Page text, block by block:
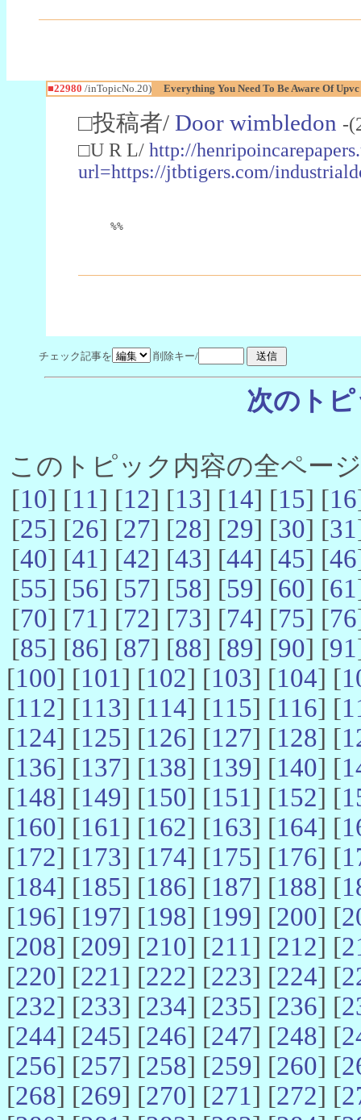
■22980 /inTopicNo.20) Everything You Need To Be Aware Of
□投稿者/ Door wimbledon -
□U R L/ http://
url=https://jtbtigers.com/
%%
チェック記事を 削除キー/
次のト
このトピック内容の全ペー
[10] [11] [12] [13] [14] [15] [16
[25] [26] [27] [28] [29] [30] [31
[40] [41] [42] [43] [44] [45] [46
[55] [56] [57] [58] [59] [60] [61
[70] [71] [72] [73] [74] [75] [76
[85] [86] [87] [88] [89] [90] [91
[100] [101] [102] [103] [104] [
[112] [113] [114] [115] [116] [
[124] [125] [126] [127] [128] [
[136] [137] [138] [139] [140] [
[148] [149] [150] [151] [152] [
[160] [161] [162] [163] [164] [
[172] [173] [174] [175] [176] [
[184] [185] [186] [187] [188] [
[196] [197] [198] [199] [200] [
[208] [209] [210] [211] [212] [
[220] [221] [222] [223] [224] [
[232] [233] [234] [235] [236] [
[244] [245] [246] [247] [248] [
[256] [257] [258] [259] [260] [
[268] [269] [270] [271] [272] [